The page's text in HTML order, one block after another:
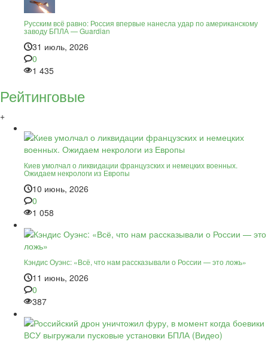
Русским всё равно: Россия впервые нанесла удар по американскому
заводу БПЛА — Guardian
31 июль, 2026
0
1 435
Рейтинговые
+
Киев умолчал о ликвидации французских и немецких военных.
Ожидаем некрологи из Европы
10 июнь, 2026
0
1 058
Кэндис Оуэнс: «Всё, что нам рассказывали о России — это ложь»
11 июнь, 2026
0
387